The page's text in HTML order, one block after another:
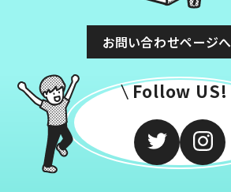
お問い合わせページへ
Follow US!